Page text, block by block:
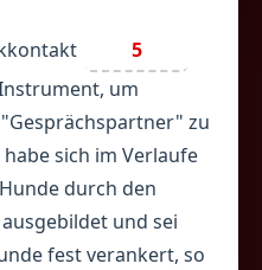
5
um
zu
sich im Verlaufe
durch den
und sei
fest verankert, so